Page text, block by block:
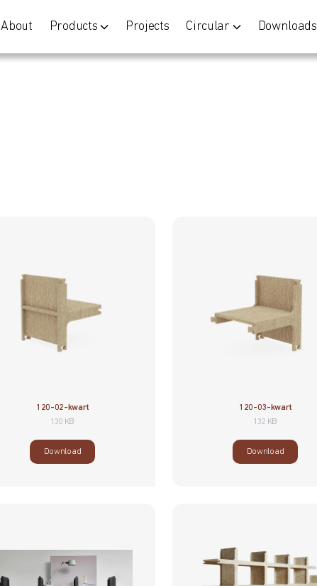
About Products Projects Circular Downloads
120-02-kwart
130 KB
Download
120-03-kwart
132 KB
Download